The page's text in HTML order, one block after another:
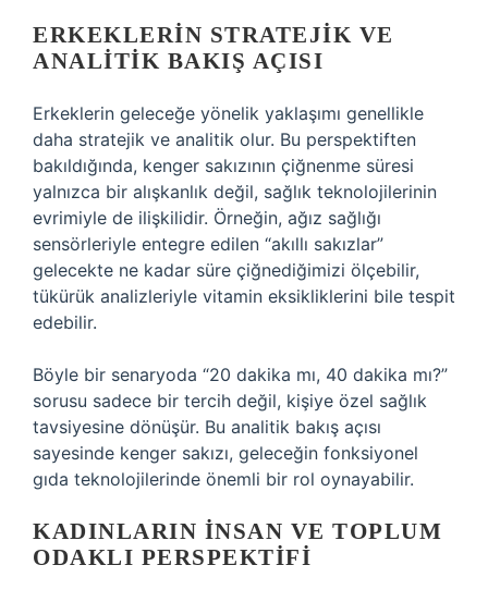
ERKEKLERIN STRATEJIK VE
ANALITIK BAKIŞ AÇISI
Erkeklerin geleceğe yönelik yaklaşımı genellikle
daha stratejik ve analitik olur. Bu perspektiften
bakıldığında, kenger sakızının çiğnenme süresi
yalnızca bir alışkanlık değil, sağlık teknolojilerinin
evrimiyle de ilişkilidir. Örneğin, ağız sağlığı
sensörleriyle entegre edilen “akıllı sakızlar”
gelecekte ne kadar süre çiğnediğimizi ölçebilir,
tükürük analizleriyle vitamin eksikliklerini bile tespit
edebilir.
Böyle bir senaryoda “20 dakika mı, 40 dakika mı?”
sorusu sadece bir tercih değil, kişiye özel sağlık
tavsiyesine dönüşür. Bu analitik bakış açısı
sayesinde kenger sakızı, geleceğin fonksiyonel
gıda teknolojilerinde önemli bir rol oynayabilir.
KADINLARIN İNSAN VE TOPLUM
ODAKLI PERSPEKTIFI